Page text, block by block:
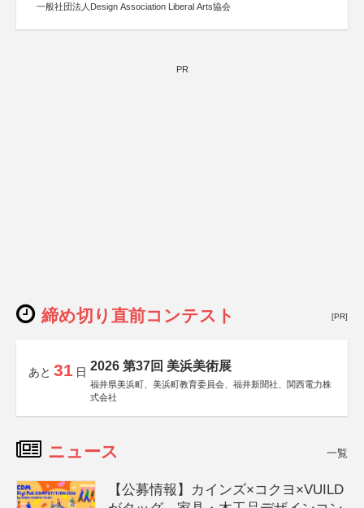
一般社団法人Design Association Liberal Arts協会
PR
締め切り直前コンテスト [PR]
あと 31 日 2026 第37回 美浜美術展
福井県美浜町、美浜町教育委員会、福井新聞社、関西電力株
式会社
ニュース 一覧
【公募情報】カインズ×コクヨ×VUILD